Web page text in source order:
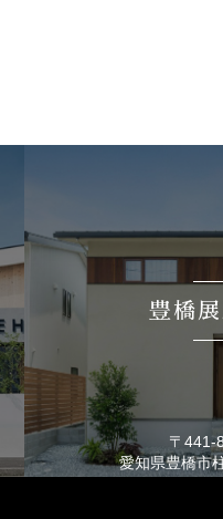
豊橋
〒441-
愛知県豊橋市